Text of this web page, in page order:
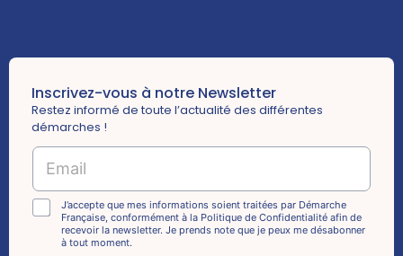
Inscrivez-vous à notre Newsletter
Restez informé de toute l’actualité des différentes
démarches !
*
h
e
E
a
i
l
C
h
J’accepte que mes informations soient traitées par Démarche
Française, conformément à la Politique de Confidentialité afin de
recevoir la newsletter. Je prends note que je peux me désabonner
à tout moment.